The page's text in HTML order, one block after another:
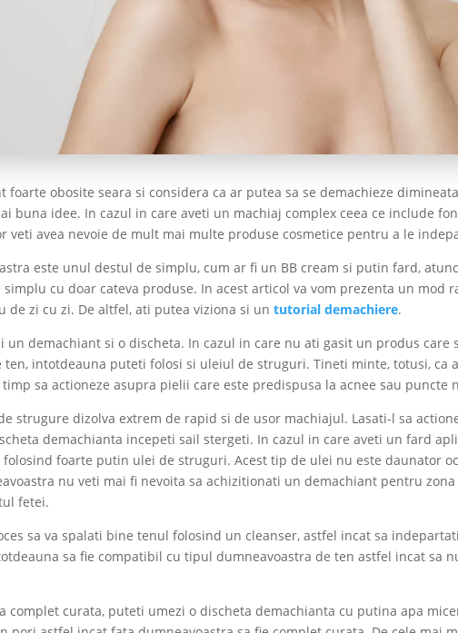
foarte obosite seara si considera ca ar putea sa se demachieze
buna idee. In cazul in care aveti un machiaj complex ceea ce include
veti avea nevoie de mult mai multe produse cosmetice pentru a le
este unul destul de simplu, cum ar fi un BB cream si putin fard,
cu doar cateva produse. In acest articol va vom prezenta un mod
de zi cu zi. De altfel, ati putea viziona si untutorial demachiere.
demachiant si o discheta. In cazul in care nu ati gasit un produs care
intotdeauna puteti folosi si uleiul de struguri. Tineti minte, totusi, ca
sa actioneze asupra pielii care este predispusa la acnee sau puncte
strugure dizolva extrem de rapid si de usor machiajul. Lasati-l sa
demachianta incepeti sail stergeti. In cazul in care aveti un fard
foarte putin ulei de struguri. Acest tip de ulei nu este daunator
nu veti mai fi nevoita sa achizitionati un demachiant pentru
fetei.
sa va spalati bine tenul folosind un cleanser, astfel incat sa
sa fie compatibil cu tipul dumneavoastra de ten astfel incat sa
complet curata, puteti umezi o discheta demachianta cu putina apa